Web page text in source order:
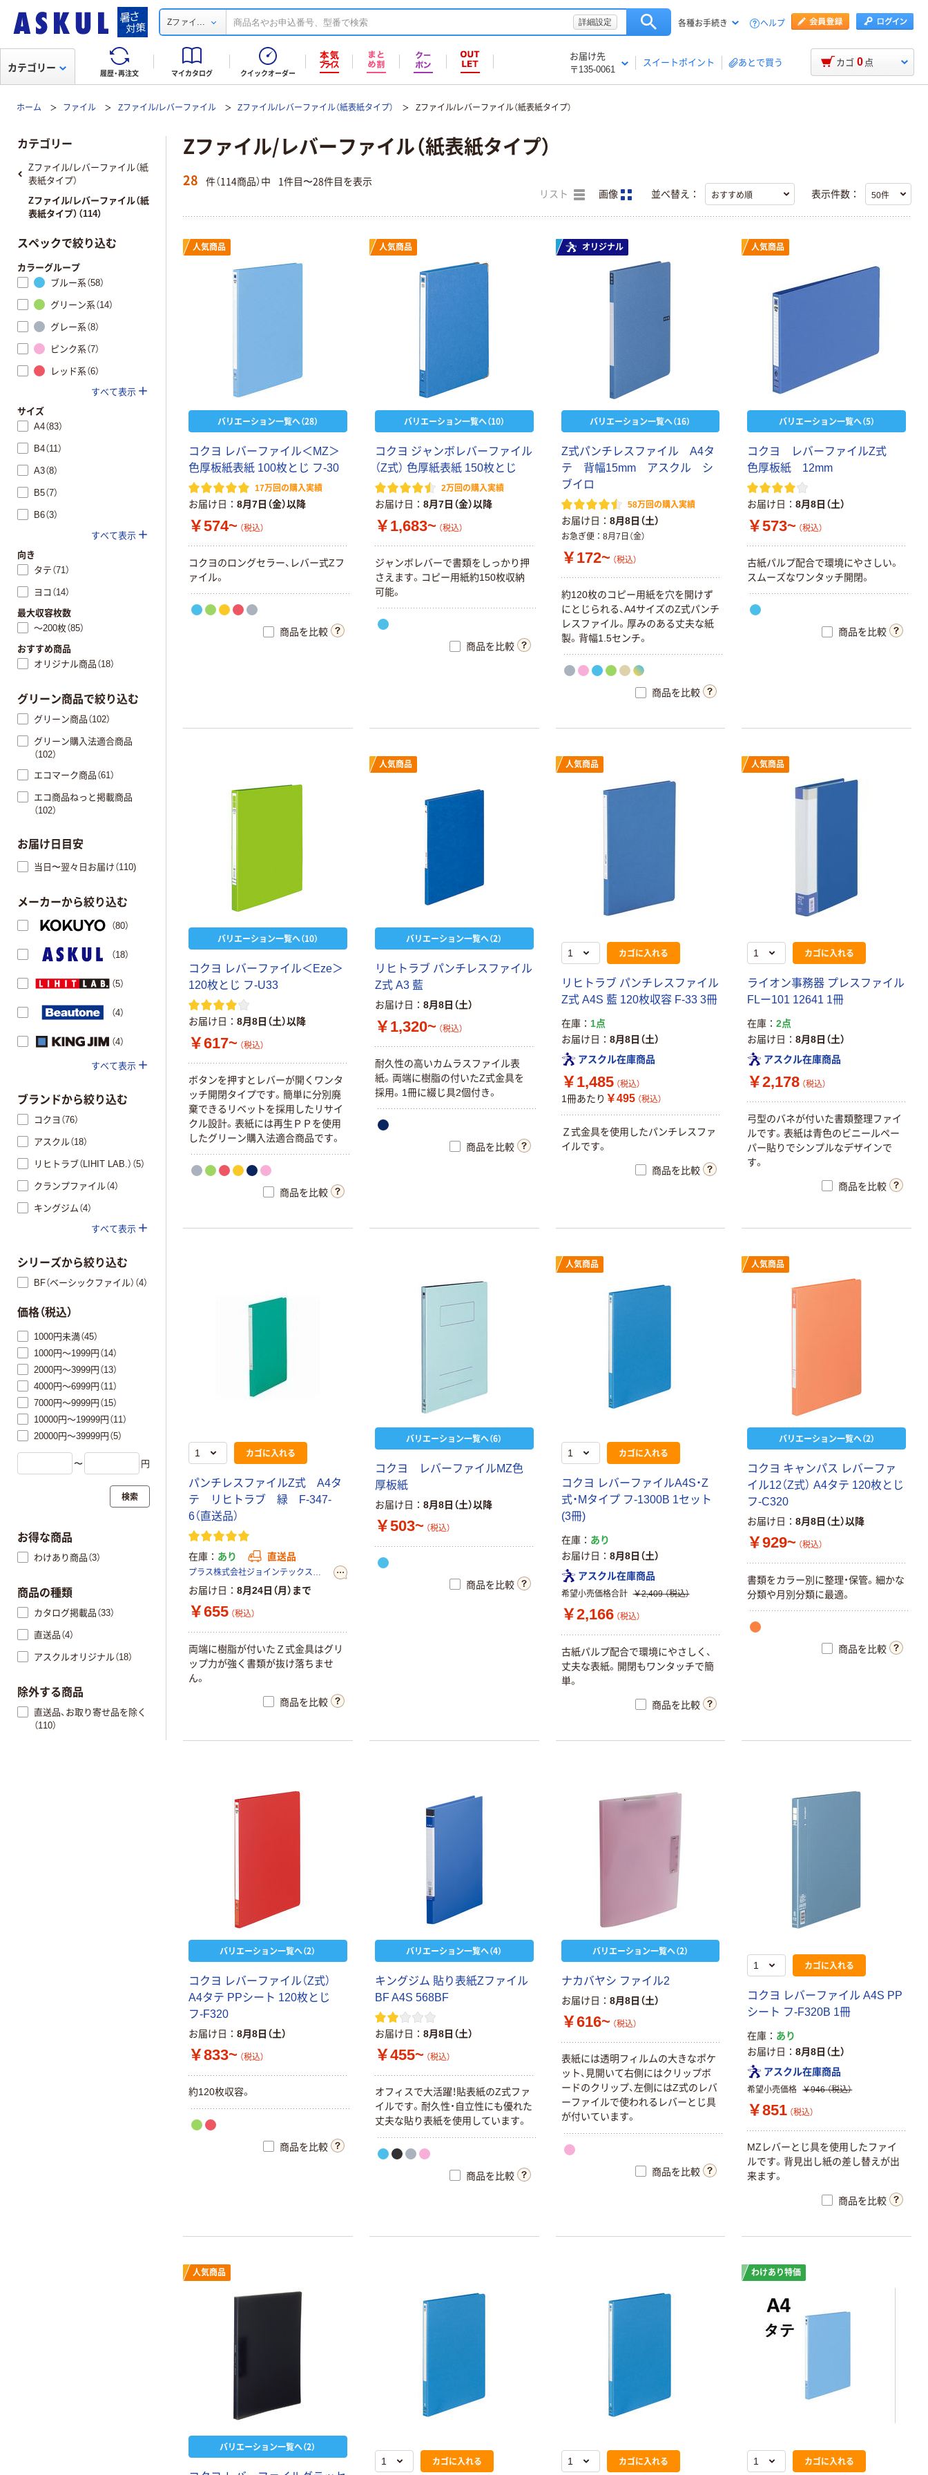
Zファイ ... 詳細設定 各種お手続き ヘルプ
履歴・再注文 マイカタログ クイックオーダー
お届け先
〒135-0061
スイートポイント あとで買う
カテゴリー カゴ 0 点
ホーム ファイル Zファイル/レバーファイル Zファイル/レバーファイル（紙表紙タイプ） Zファイル/レバーファイル（紙表紙タイプ）
Zファイル/レバーファイル（紙表紙タイプ）
28 件（114商品）中 1件目〜28件目を表示
リスト 画像 並べ替え： 表示件数：
人気商品
バリエーション一覧へ（28）
コクヨ レバーファイル＜MZ＞
色厚板紙表紙 100枚とじ フ-30
17万回の購入実績
お届け日 8月7日（金）以降
￥574~ （税込）
コクヨのロングセラー、レバー式Zフ
ァイル。
商品を比較
人気商品
バリエーション一覧へ（10）
コクヨ ジャンボレバーファイル
（Z式） 色厚紙表紙 150枚とじ
2万回の購入実績
お届け日 8月7日（金）以降
￥1,683~ （税込）
ジャンボレバーで書類をしっかり押
さえます。コピー用紙約150枚収納
可能。
商品を比較
オリジナル
バリエーション一覧へ（16）
Z式パンチレスファイル A4タ
テ 背幅15mm アスクル シ
ブイロ
58万回の購入実績
お届け日 8月8日（土）
お急ぎ便 8月7日（金）
￥172~ （税込）
約120枚のコピー用紙を穴を開けず
にとじられる、A4サイズのZ式パンチ
レスファイル。厚みのある丈夫な紙
製。背幅1.5センチ。
商品を比較
人気商品
バリエーション一覧へ（5）
コクヨ レバーファイルZ式
色厚板紙 12mm
お届け日 8月8日（土）
￥573~ （税込）
古紙パルプ配合で環境にやさしい。
スムーズなワンタッチ開閉。
商品を比較
バリエーション一覧へ（10）
コクヨ レバーファイル＜Eze＞
120枚とじ フ-U33
お届け日 8月8日（土）以降
￥617~ （税込）
ボタンを押すとレバーが開くワンタ
ッチ開閉タイプです。簡単に分別廃
棄できるリベットを採用したリサイ
クル設計。表紙には再生ＰＰを使用
したグリーン購入法適合商品です。
商品を比較
人気商品
バリエーション一覧へ（2）
リヒトラブ パンチレスファイル
Z式 A3 藍
お届け日 8月8日（土）
￥1,320~ （税込）
耐久性の高いカムラスファイル表
紙。両端に樹脂の付いたZ式金具を
採用。1冊に綴じ具2個付き。
商品を比較
人気商品
カゴに入れる
リヒトラブ パンチレスファイル
Z式 A4S 藍 120枚収容 F-33 3冊
在庫
1点
お届け日
8月8日（土）
アスクル在庫商品
￥1,485 （税込）
1冊あたり ￥495 （税込）
Ｚ式金具を使用したパンチレスファ
イルです。
商品を比較
人気商品
カゴに入れる
ライオン事務器 プレスファイル
FLー101 12641 1冊
在庫
2点
お届け日
8月8日（土）
アスクル在庫商品
￥2,178 （税込）
弓型のバネが付いた書類整理ファイ
ルです。表紙は青色のビニールペー
パー貼りでシンプルなデザインで
す。
商品を比較
カゴに入れる
パンチレスファイルZ式 A4タ
テ リヒトラブ 緑 F-347-
6（直送品）
在庫 あり 直送品
プラス株式会社ジョインテックスカンパニー
お届け日 8月24日（月）まで
￥655 （税込）
両端に樹脂が付いたＺ式金具はグリ
ップ力が強く書類が抜け落ちませ
ん。
商品を比較
バリエーション一覧へ（6）
コクヨ レバーファイルMZ色
厚板紙
お届け日 8月8日（土）以降
￥503~ （税込）
商品を比較
人気商品
カゴに入れる
コクヨ レバーファイルA4S・Z
式・Mタイプ フ-1300B 1セット
(3冊)
在庫
あり
お届け日
8月8日（土）
アスクル在庫商品
希望小売価格合計 ￥2,409 （税込）
￥2,166 （税込）
古紙パルプ配合で環境にやさしく、
丈夫な表紙。開閉もワンタッチで簡
単。
商品を比較
人気商品
バリエーション一覧へ（2）
コクヨ キャンパス レバーファ
イル12（Z式） A4タテ 120枚とじ
フ-C320
お届け日 8月8日（土）以降
￥929~ （税込）
書類をカラー別に整理・保管。細かな
分類や月別分類に最適。
商品を比較
バリエーション一覧へ（2）
コクヨ レバーファイル（Z式）
A4タテ PPシート 120枚とじ
フ-F320
お届け日 8月8日（土）
￥833~ （税込）
約120枚収容。
商品を比較
バリエーション一覧へ（4）
キングジム 貼り表紙Zファイル
BF A4S 568BF
お届け日 8月8日（土）
￥455~ （税込）
オフィスで大活躍！貼表紙のZ式ファ
イルです。耐久性・自立性にも優れた
丈夫な貼り表紙を使用しています。
商品を比較
バリエーション一覧へ（2）
ナカバヤシ ファイル2
お届け日 8月8日（土）
￥616~ （税込）
表紙には透明フィルムの大きなポケ
ット、見開いて右側にはクリップボ
ードのクリップ、左側にはZ式のレバ
ーファイルで使われるレバーとじ具
が付いています。
商品を比較
カゴに入れる
コクヨ レバーファイル A4S PP
シート フ-F320B 1冊
在庫
あり
お届け日
8月8日（土）
アスクル在庫商品
希望小売価格 ￥946 （税込）
￥851 （税込）
MZレバーとじ具を使用したファイ
ルです。背見出し紙の差し替えが出
来ます。
商品を比較
人気商品
バリエーション一覧へ（2）
カゴに入れる カゴに入れる
わけあり特価
カゴに入れる
カテゴリー
Zファイル/レバーファイル（紙
表紙タイプ）
Zファイル/レバーファイル（紙
表紙タイプ）（114）
スペックで絞り込む
カラーグループ
ブルー系（58）
グリーン系（14）
グレー系（8）
ピンク系（7）
レッド系（6）
すべて表示
サイズ
A4（83）
B4（11）
A3（8）
B5（7）
B6（3）
すべて表示
向き
タテ（71）
ヨコ（14）
最大収容枚数
～200枚（85）
おすすめ商品
オリジナル商品（18）
グリーン商品で絞り込む
グリーン商品（102）
グリーン購入法適合商品
（102）
エコマーク商品（61）
エコ商品ねっと掲載商品
（102）
お届け日目安
当日〜翌々日お届け（110)
メーカーから絞り込む
（80）
（18）
（5）
（4）
（4）
すべて表示
ブランドから絞り込む
コクヨ（76）
アスクル（18）
リヒトラブ（LIHIT LAB.）（5）
クランプファイル（4）
キングジム（4）
すべて表示
シリーズから絞り込む
BF（ベーシックファイル）（4）
価格（税込）
1000円未満（45）
1000円～1999円（14）
2000円～3999円（13）
4000円～6999円（11）
7000円～9999円（15）
10000円～19999円（11）
20000円～39999円（5）
〜 円
検索
お得な商品
わけあり商品（3）
商品の種類
カタログ掲載品（33）
直送品（4）
アスクルオリジナル（18）
除外する商品
直送品、お取り寄せ品を除く
（110）